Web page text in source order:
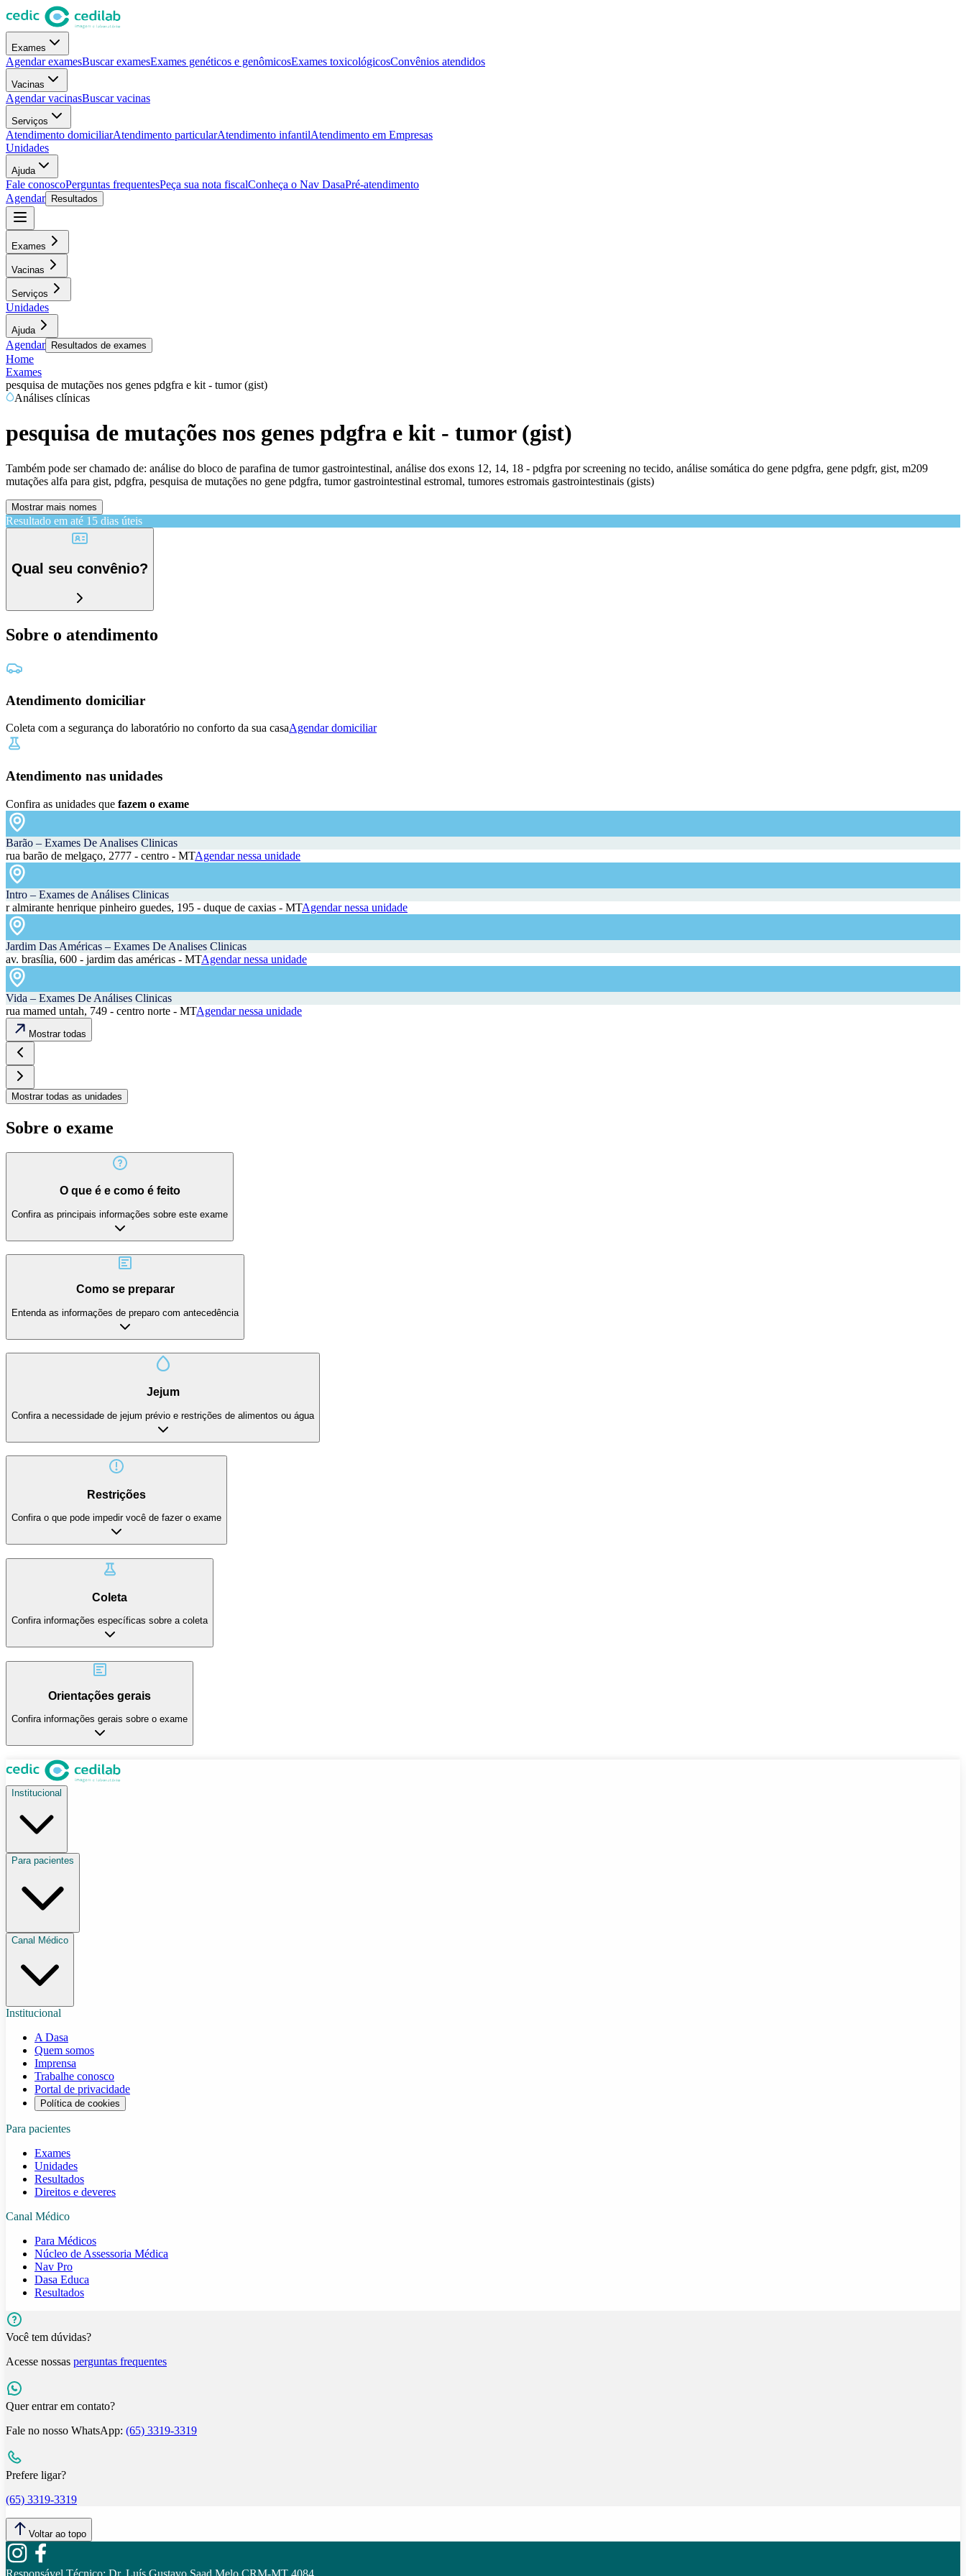
Exames
Agendar examesBuscar examesExames genéticos e genômicosExames toxicológicosConvênios atendidos
Vacinas
Agendar vacinasBuscar vacinas
Serviços
Atendimento domiciliarAtendimento particularAtendimento infantilAtendimento em Empresas
Unidades
Ajuda
Fale conoscoPerguntas frequentesPeça sua nota fiscalConheça o Nav DasaPré-atendimento
Agendar
Resultados
Exames
Vacinas
Serviços
Unidades
Ajuda
Agendar Resultados de exames
Home
Exames
pesquisa de mutações nos genes pdgfra e kit - tumor (gist)
Análises clínicas
pesquisa de mutações nos genes pdgfra e kit - tumor (gist)
Também pode ser chamado de: análise do bloco de parafina de tumor gastrointestinal, análise dos exons 12, 14, 18 - pdgfra por screening no tecido, análise somática do gene pdgfra, gene pdgfr, gist, m209
mutações alfa para gist, pdgfra, pesquisa de mutações no gene pdgfra, tumor gastrointestinal estromal, tumores estromais gastrointestinais (gists)
Mostrar mais nomes
Resultado em até 15 dias úteis
Qual seu convênio?
Sobre o atendimento
Atendimento domiciliar
Coleta com a segurança do laboratório no conforto da sua casaAgendar domiciliar
Atendimento nas unidades
Confira as unidades que fazem o exame
Barão – Exames De Analises Clinicas
rua barão de melgaço, 2777 - centro - MTAgendar nessa unidade
Intro – Exames de Análises Clinicas
r almirante henrique pinheiro guedes, 195 - duque de caxias - MTAgendar nessa unidade
Jardim Das Américas – Exames De Analises Clinicas
av. brasília, 600 - jardim das américas - MTAgendar nessa unidade
Vida – Exames De Análises Clinicas
rua mamed untah, 749 - centro norte - MTAgendar nessa unidade
Mostrar todas
Mostrar todas as unidades
Sobre o exame
O que é e como é feito
Confira as principais informações sobre este exame
Como se preparar
Entenda as informações de preparo com antecedência
Jejum
Confira a necessidade de jejum prévio e restrições de alimentos ou água
Restrições
Confira o que pode impedir você de fazer o exame
Coleta
Confira informações específicas sobre a coleta
Orientações gerais
Confira informações gerais sobre o exame
Institucional
Para pacientes
Canal Médico
Institucional
A Dasa
Quem somos
Imprensa
Trabalhe conosco
Portal de privacidade
Política de cookies
Para pacientes
Exames
Unidades
Resultados
Direitos e deveres
Canal Médico
Para Médicos
Núcleo de Assessoria Médica
Nav Pro
Dasa Educa
Resultados
Você tem dúvidas?
Acesse nossas perguntas frequentes
Quer entrar em contato?
Fale no nosso WhatsApp: (65) 3319-3319
Prefere ligar?
(65) 3319-3319
Voltar ao topo
Responsável Técnico: Dr. Luís Gustavo Saad Melo CRM-MT 4084